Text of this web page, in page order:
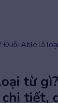
Đuôi Able là
từ
tiết,